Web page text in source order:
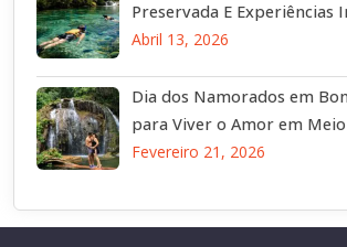
Preservada E Experiências
Abril 13, 2026
Dia dos Namorados em
para Viver o Amor em
Fevereiro 21, 2026